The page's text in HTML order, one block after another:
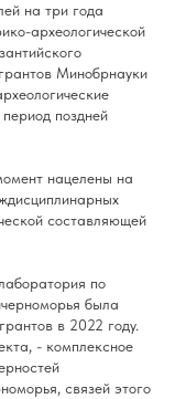
на три года
археологической
Минобрнауки
поздней
нацелены на
составляющей
по
была
в 2022 году.
- комплексное
связей этого